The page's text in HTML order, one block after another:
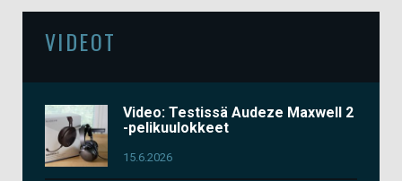
VIDEOT
Video: Testissä Audeze Maxwell 2
-pelikuulokkeet
15.6.2026